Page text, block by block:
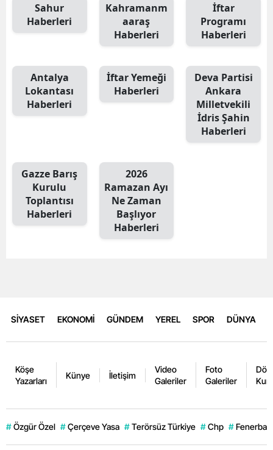
Sahur
Haberleri
Kahramanm
aaraş
Haberleri
İftar
Programı
Haberleri
Antalya
Lokantası
Haberleri
İftar Yemeği
Haberleri
Deva Partisi
Ankara
Milletvekili
İdris Şahin
Haberleri
Gazze Barış
Kurulu
Toplantısı
Haberleri
2026
Ramazan Ayı
Ne Zaman
Başlıyor
Haberleri
SİYASET EKONOMİ GÜNDEM YEREL SPOR DÜNYA
Köşe
Yazarları
Künye İletişim
Video
Galeriler
Foto
Galeriler
# Özgür Özel # Çerçeve Yasa # Terörsüz Türkiye # Chp #